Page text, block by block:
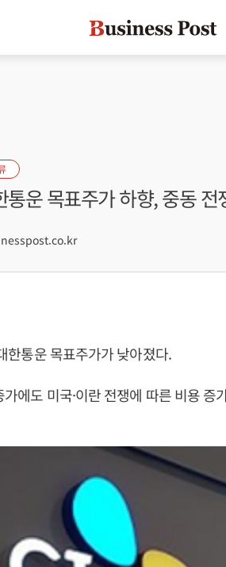
운 목표주가 하향, 중동
한통운 목표주가가 낮아졌다.
에도 미국·이란 전쟁에 따른 비용